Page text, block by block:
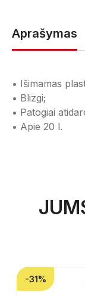
Aprašymas
• Išimamas
• Blizgi;
• Patogiai
• Apie 20 l.
-31%